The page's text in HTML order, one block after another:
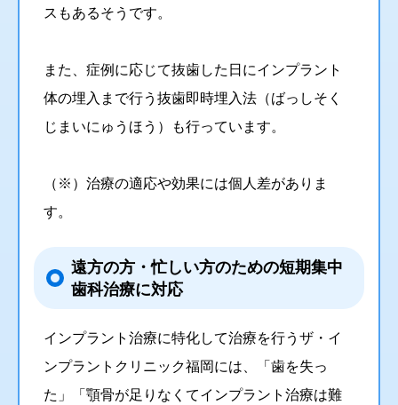
スもあるそうです。
また、症例に応じて抜歯した日にインプラント
体の埋入まで行う抜歯即時埋入法（ばっしそく
じまいにゅうほう）も行っています。
（※）治療の適応や効果には個人差がありま
す。
遠方の方・忙しい方のための短期集中
歯科治療に対応
インプラント治療に特化して治療を行うザ・イ
ンプラントクリニック福岡には、「歯を失っ
た」「顎骨が足りなくてインプラント治療は難